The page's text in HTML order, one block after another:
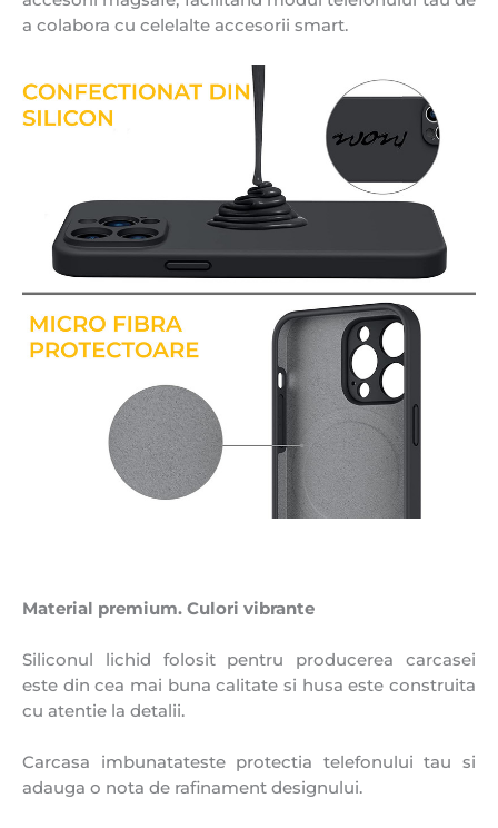
a colabora cu celelalte accesorii smart.
Material premium. Culori vibrante
Siliconul lichid folosit pentru producerea carcasei
este din cea mai buna calitate si husa este construita
cu atentie la detalii.
Carcasa imbunatateste protectia telefonului tau si
adauga o nota de rafinament designului.